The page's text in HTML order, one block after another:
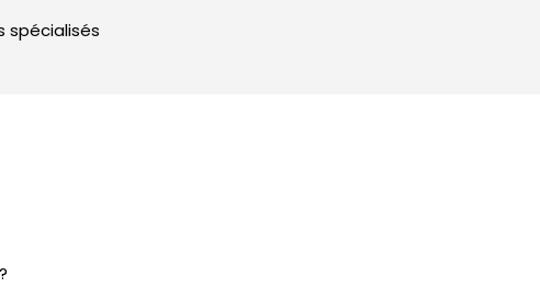
spécialisés